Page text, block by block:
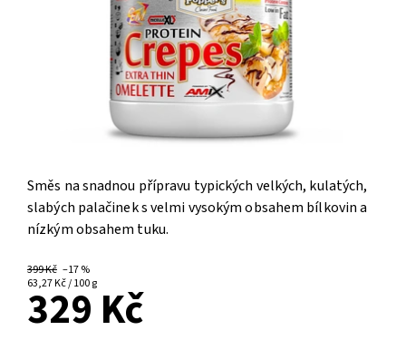
Směs na snadnou přípravu typických velkých, kulatých,
slabých palačinek s velmi vysokým obsahem bílkovin a
nízkým obsahem tuku.
399 Kč –17 %
63,27 Kč / 100 g
329 Kč